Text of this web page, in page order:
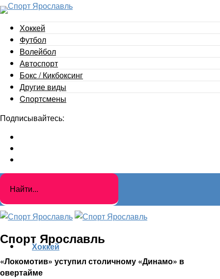
Хоккей
Футбол
Волейбол
Автоспорт
Бокс / Кикбоксинг
Другие виды
Cпортсмены
Подписывайтесь:
Спорт Ярославль
«Локомотив» уступил столичному «Динамо» в
овертайме
Хоккей